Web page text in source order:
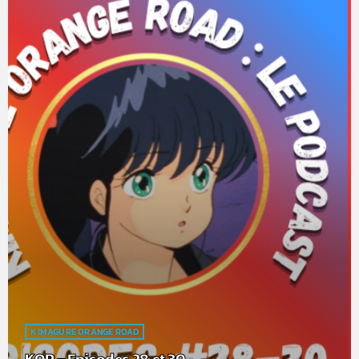
KIMAGURE ORANGE ROAD